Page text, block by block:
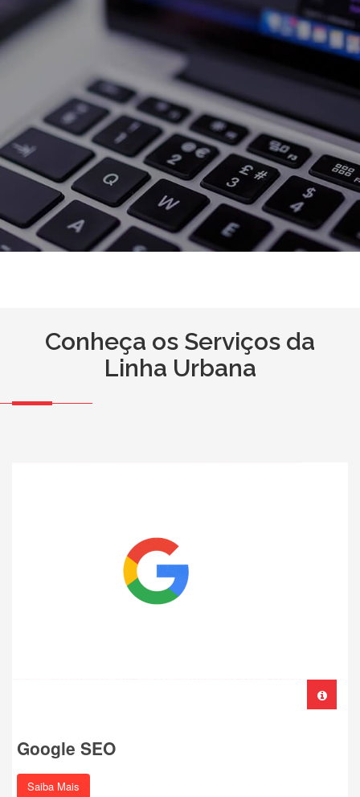
Conheça os Serviços da
Linha Urbana
Google SEO
Saiba Mais